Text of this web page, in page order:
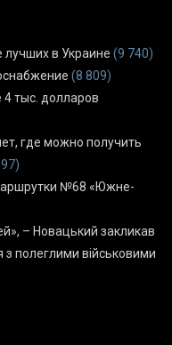
лучших в Украине (9 740)
(8 809)
тыс. долларов
где можно получить
№68 «Южне-
– Новацький закликав
полеглими військовими